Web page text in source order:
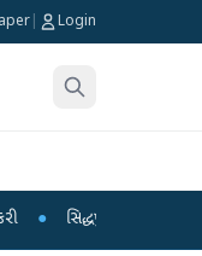
Login
બોમ્બ બનાવવાની સામગ્રી